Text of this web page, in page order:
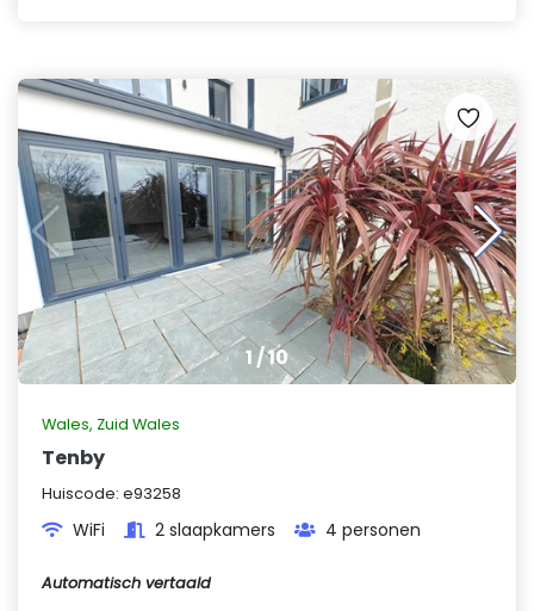
1/10
Wales, Zuid Wales
Tenby
Huiscode: e93258
WiFi 2 slaapkamers 4 personen
Automatisch vertaald